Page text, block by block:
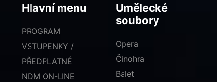
Hlavní menu
PROGRAM
VSTUPENKY /
PŘEDPLATNÉ
NDM ON-LINE
Umělecké
soubory
Opera
Činohra
Balet